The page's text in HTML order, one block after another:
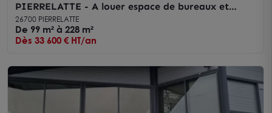
PIERRELATTE - A louer espace de bureaux et
d'atelier au RDC de 228 m2 divisible
26700 PIERRELATTE
De 99 m² à 228 m²
Dès 33 600 € HT/an